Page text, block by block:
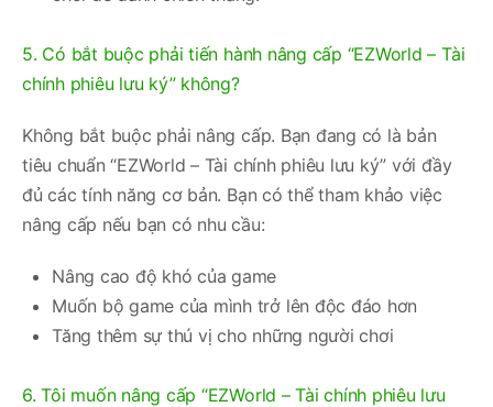
5. Có bắt buộc phải tiến hành nâng cấp “EZWorld – Tài
chính phiêu lưu ký” không?
Không bắt buộc phải nâng cấp. Bạn đang có là bản
tiêu chuẩn “EZWorld – Tài chính phiêu lưu ký” với đầy
đủ các tính năng cơ bản. Bạn có thể tham khảo việc
nâng cấp nếu bạn có nhu cầu:
Nâng cao độ khó của game
Muốn bộ game của mình trở lên độc đáo hơn
Tăng thêm sự thú vị cho những người chơi
6. Tôi muốn nâng cấp “EZWorld – Tài chính phiêu lưu